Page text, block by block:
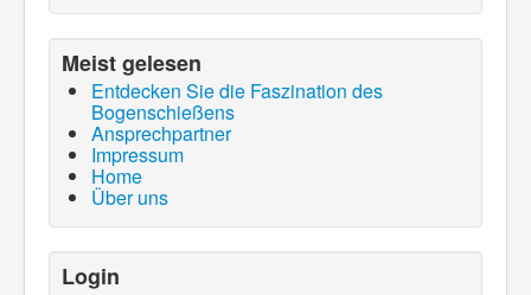
Meist gelesen
Entdecken Sie die Faszination des
Bogenschießens
Ansprechpartner
Impressum
Home
Über uns
Login